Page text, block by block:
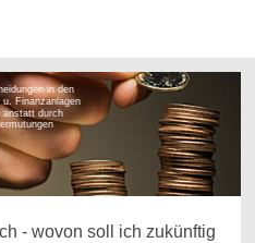
in den
durch
- wovon soll ich zukünftig